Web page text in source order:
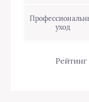
уход
Рейтинг